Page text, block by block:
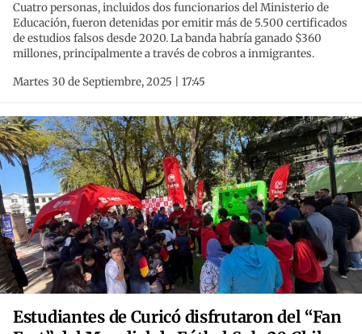
Cuatro personas, incluidos dos funcionarios del Ministerio de
Educación, fueron detenidas por emitir más de 5.500 certificados
de estudios falsos desde 2020. La banda habría ganado $360
millones, principalmente a través de cobros a inmigrantes.
Martes 30 de Septiembre, 2025 | 17:45
Estudiantes de Curicó disfrutaron del “Fan